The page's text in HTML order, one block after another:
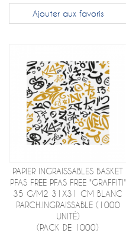
Ajouter aux favoris
PAPIER INGRAISSABLES BASKET
PFAS FREE PFAS FREE "GRAFFITI"
35 G/M2 31X31 CM BLANC
PARCH.INGRAISSABLE (1000
UNITÉ)
(PACK DE 1000)